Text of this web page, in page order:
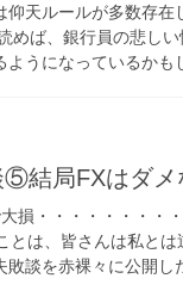
仰天ルールが多数存
めば、銀行員の悲し
ようになっているか
⑤結局FXはダメ
損・・・・・・・・
とは、皆さんは私と
敗談を赤裸々に公開